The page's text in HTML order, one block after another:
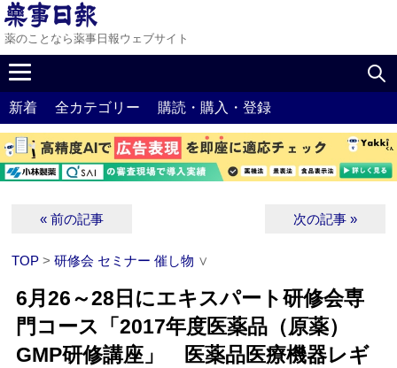
薬のことなら薬事日報ウェブサイト
新着 全カテゴリー 購読・購入・登録
« 前の記事 次の記事 »
TOP >研修会 セミナー 催し物 ∨
6月26～28日にエキスパート研修会専
門コース「2017年度医薬品（原薬）
GMP研修講座」 医薬品医療機器レギ